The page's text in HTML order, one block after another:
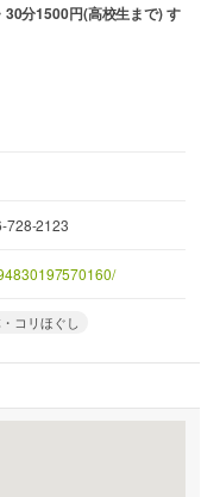
分1500円(高校生まで) す
728-2123
コリほぐし